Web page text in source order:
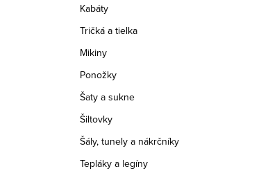
Kabáty
Tričká a tielka
Mikiny
Ponožky
Šaty a sukne
Šiltovky
Šály, tunely a nákrčníky
Tepláky a legíny